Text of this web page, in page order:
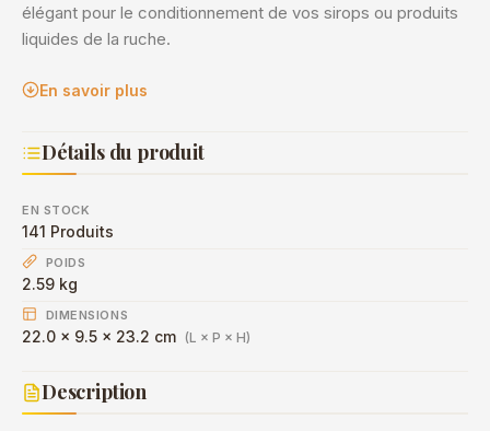
élégant pour le conditionnement de vos sirops ou produits
liquides de la ruche.
En savoir plus
Détails du produit
EN STOCK
141 Produits
POIDS
2.59 kg
DIMENSIONS
22.0 × 9.5 × 23.2 cm (L × P × H)
Description